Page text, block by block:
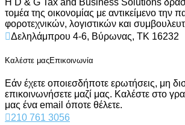
Η D & G Tax and Business Solutions
τομέα της οικονομίας με αντικείμενο την
φοροτεχνικών, λογιστικών και
Δεληλάμπρου 4-6, Βύρωνας, ΤΚ 16232
Καλέστε μαςΕπικοινωνία
Εάν έχετε οποιεσδήποτε ερωτήσεις, μη
επικοινωνήσετε μαζί μας. Καλέστε στο
μας ένα email όποτε θέλετε.
210 761 3056